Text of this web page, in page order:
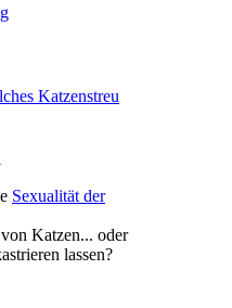
Katzenstreu
Sexualität der
Katzen... oder
lassen?